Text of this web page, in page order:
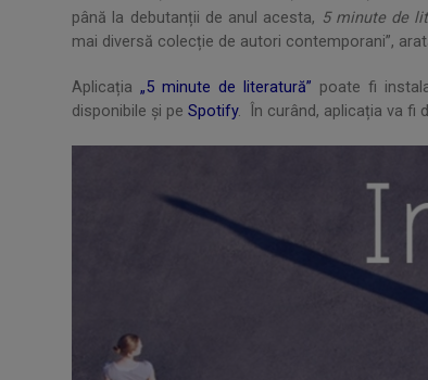
până la debutanții de anul acesta, 5 minute de
mai diversă colecție de autori contemporani”,
Aplicația „5 minute de literatură” poate fi
disponibile și pe Spotify. În curând, aplicația va fi